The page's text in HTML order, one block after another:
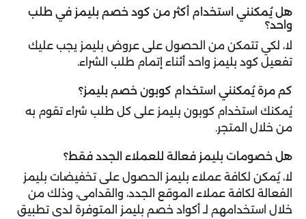
هل يُمكنني استخدام أكثر من كود خصم بليمز في طلب
واحد؟
لا، لكي تتمكن من الحصول على عروض بليمز يجب عليك
تفعيل كود بليمز واحد أثناء إتمام طلب الشراء.
كم مرة يُمكنني استخدام كوبون خصم بليمز؟
يُمكنك استخدام كوبون بليمز على كل طلب شراء تقوم به
من خلال المتجر.
هل خصومات بليمز فعالة للعملاء الجدد فقط؟
لا، يُمكن لكافة عملاء بليمز الحصول على تخفيضات بليمز
الفعالة لكافة عملاء الموقع الجدد، والقدامى، وذلك من
خلال استخدامهم لـ أكواد خصم بليمز المتوفرة لدى تطبيق